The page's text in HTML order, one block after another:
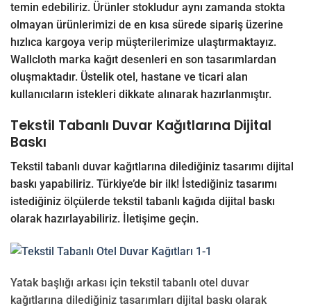
temin edebiliriz. Ürünler stokludur aynı zamanda stokta
olmayan ürünlerimizi de en kısa sürede sipariş üzerine
hızlıca kargoya verip müşterilerimize ulaştırmaktayız.
Wallcloth marka kağıt desenleri en son tasarımlardan
oluşmaktadır. Üstelik otel, hastane ve ticari alan
kullanıcıların istekleri dikkate alınarak hazırlanmıştır.
Tekstil Tabanlı Duvar Kağıtlarına Dijital
Baskı
Tekstil tabanlı duvar kağıtlarına dilediğiniz tasarımı dijital
baskı yapabiliriz. Türkiye’de bir ilk! İstediğiniz tasarımı
istediğiniz ölçülerde tekstil tabanlı kağıda dijital baskı
olarak hazırlayabiliriz. İletişime geçin.
Yatak başlığı arkası için tekstil tabanlı otel duvar
kağıtlarına dilediğiniz tasarımları dijital baskı olarak